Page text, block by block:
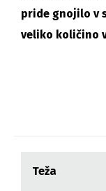
pride gnojilo v
veliko količino
Teža